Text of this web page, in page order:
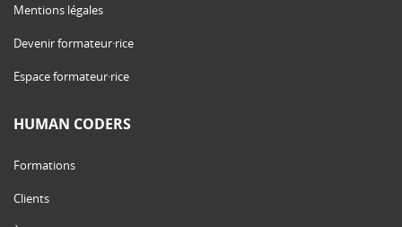
Mentions légales
Devenir formateur·rice
Espace formateur·rice
HUMAN CODERS
Formations
Clients